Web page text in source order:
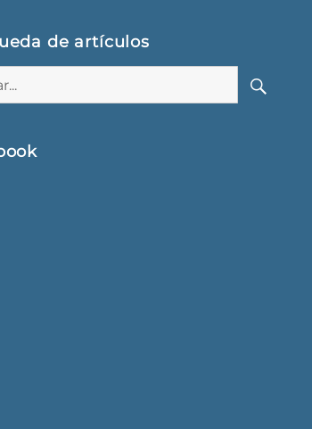
de artículos